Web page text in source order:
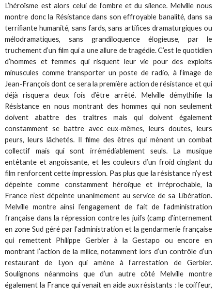
L’héroïsme est alors celui de l’ombre et du silence. Melville nous
montre donc la Résistance dans son effroyable banalité, dans sa
terrifiante humanité, sans fards, sans artifices dramaturgiques ou
mélodramatiques, sans grandiloquence élogieuse, par le
truchement d’un film qui a une allure de tragédie. C’est le quotidien
d’hommes et femmes qui risquent leur vie pour des exploits
minuscules comme transporter un poste de radio, à l’image de
Jean-François dont ce sera la première action de résistance et qui
déjà risquera deux fois d’être arrêté. Melville démythifie la
Résistance en nous montrant des hommes qui non seulement
doivent abattre des traîtres mais qui doivent également
constamment se battre avec eux-mêmes, leurs doutes, leurs
peurs, leurs lâchetés. Il filme des êtres qui mènent un combat
collectif mais qui sont irrémédiablement seuls. La musique
entêtante et angoissante, et les couleurs d’un froid cinglant du
film renforcent cette impression. Pas plus que la résistance n’y est
dépeinte comme constamment héroïque et irréprochable, la
France n’est dépeinte unanimement au service de sa Libération.
Melville montre ainsi l’engagement de fait de l’administration
française dans la répression contre les juifs (camp d’internement
en zone Sud géré par l’administration et la gendarmerie française
qui remettent Philippe Gerbier à la Gestapo ou encore en
montrant l’action de la milice, notamment lors d’un contrôle d’un
restaurant de Lyon qui amène à l’arrestation de Gerbier.
Soulignons néanmoins que d’un autre côté Melville montre
également la France qui venait en aide aux résistants : le coiffeur,